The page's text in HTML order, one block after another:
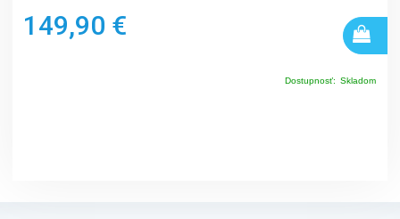
149,90 €
Dostupnosť: Skladom